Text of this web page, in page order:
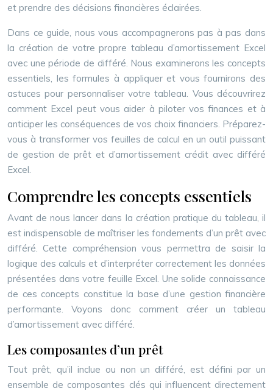
et prendre des décisions financières éclairées.
Dans ce guide, nous vous accompagnerons pas à pas dans
la création de votre propre tableau d’amortissement Excel
avec une période de différé. Nous examinerons les concepts
essentiels, les formules à appliquer et vous fournirons des
astuces pour personnaliser votre tableau. Vous découvrirez
comment Excel peut vous aider à piloter vos finances et à
anticiper les conséquences de vos choix financiers. Préparez-
vous à transformer vos feuilles de calcul en un outil puissant
de gestion de prêt et d’amortissement crédit avec différé
Excel.
Comprendre les concepts essentiels
Avant de nous lancer dans la création pratique du tableau, il
est indispensable de maîtriser les fondements d’un prêt avec
différé. Cette compréhension vous permettra de saisir la
logique des calculs et d’interpréter correctement les données
présentées dans votre feuille Excel. Une solide connaissance
de ces concepts constitue la base d’une gestion financière
performante. Voyons donc comment créer un tableau
d’amortissement avec différé.
Les composantes d’un prêt
Tout prêt, qu’il inclue ou non un différé, est défini par un
ensemble de composantes clés qui influencent directement